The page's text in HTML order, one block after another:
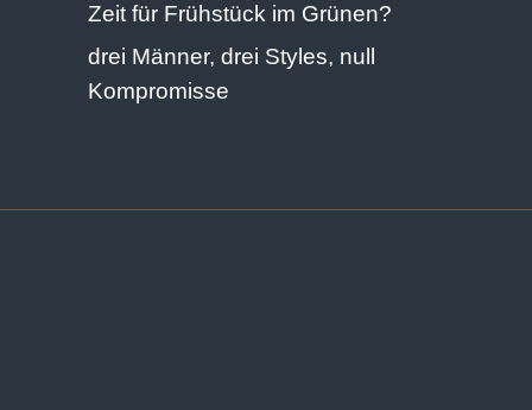
Zeit für Frühstück im Grünen?
drei Männer, drei Styles, null
Kompromisse